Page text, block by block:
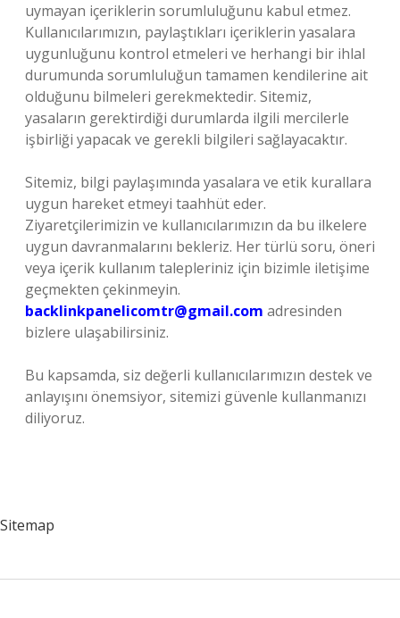
uymayan içeriklerin sorumluluğunu kabul etmez.
Kullanıcılarımızın, paylaştıkları içeriklerin yasalara
uygunluğunu kontrol etmeleri ve herhangi bir ihlal
durumunda sorumluluğun tamamen kendilerine ait
olduğunu bilmeleri gerekmektedir. Sitemiz,
yasaların gerektirdiği durumlarda ilgili mercilerle
işbirliği yapacak ve gerekli bilgileri sağlayacaktır.
Sitemiz, bilgi paylaşımında yasalara ve etik kurallara
uygun hareket etmeyi taahhüt eder.
Ziyaretçilerimizin ve kullanıcılarımızın da bu ilkelere
uygun davranmalarını bekleriz. Her türlü soru, öneri
veya içerik kullanım talepleriniz için bizimle iletişime
geçmekten çekinmeyin.
backlinkpanelicomtr@gmail.com adresinden
bizlere ulaşabilirsiniz.
Bu kapsamda, siz değerli kullanıcılarımızın destek ve
anlayışını önemsiyor, sitemizi güvenle kullanmanızı
diliyoruz.
Sitemap